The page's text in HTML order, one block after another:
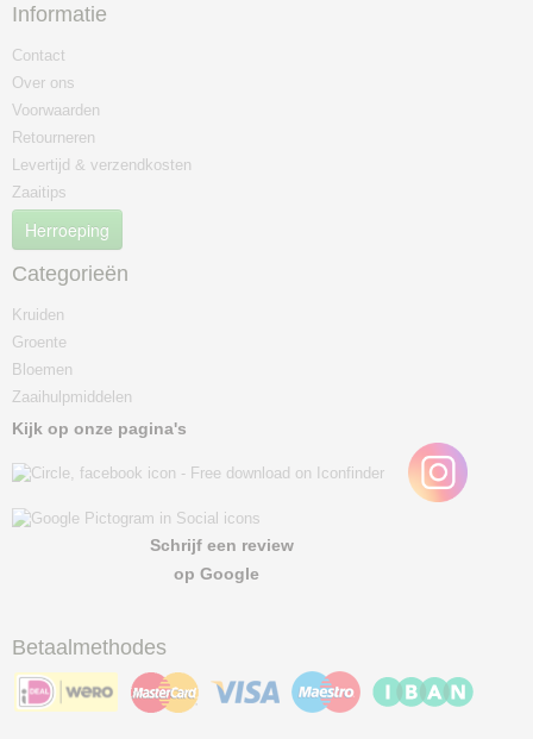
Informatie
Contact
Over ons
Voorwaarden
Retourneren
Levertijd & verzendkosten
Zaaitips
Herroeping
Categorieën
Kruiden
Groente
Bloemen
Zaaihulpmiddelen
Kijk op onze pagina's
Schrijf een review
op Google
Betaalmethodes